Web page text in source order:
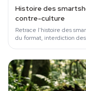
Histoire des
contre-culture
Retrace l'histoire des
du format, interdiction